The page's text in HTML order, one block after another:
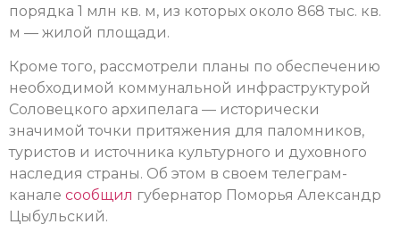
порядка 1 млн кв. м, из которых около 868 тыс. кв.
м — жилой площади.
Кроме того, рассмотрели планы по обеспечению
необходимой коммунальной инфраструктурой
Соловецкого архипелага — исторически
значимой точки притяжения для паломников,
туристов и источника культурного и духовного
наследия страны. Об этом в своем телеграм-
канале сообщил губернатор Поморья Александр
Цыбульский.